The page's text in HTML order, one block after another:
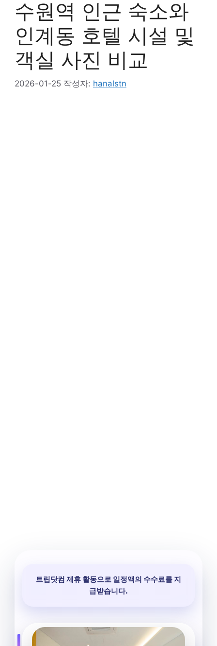
수원역 인근 숙소와
인계동 호텔 시설 및
객실 사진 비교
2026-01-25 작성자: hanalstn
트립닷컴 제휴 활동으로 일정액의 수수료를 지
급받습니다.